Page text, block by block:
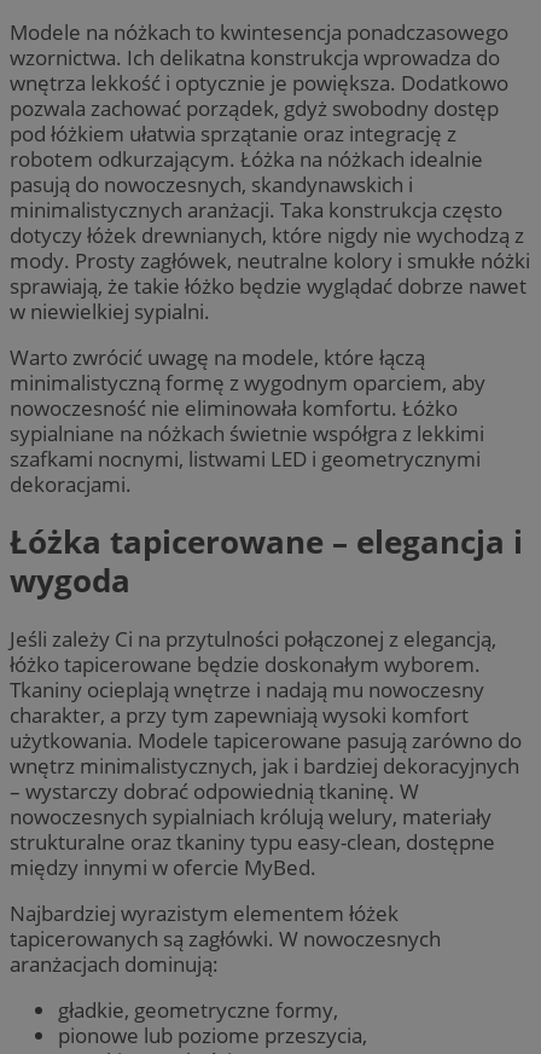
Modele na nóżkach to kwintesencja ponadczasowego
wzornictwa. Ich delikatna konstrukcja wprowadza do
wnętrza lekkość i optycznie je powiększa. Dodatkowo
pozwala zachować porządek, gdyż swobodny dostęp
pod łóżkiem ułatwia sprzątanie oraz integrację z
robotem odkurzającym. Łóżka na nóżkach idealnie
pasują do nowoczesnych, skandynawskich i
minimalistycznych aranżacji. Taka konstrukcja często
dotyczy łóżek drewnianych, które nigdy nie wychodzą z
mody. Prosty zagłówek, neutralne kolory i smukłe nóżki
sprawiają, że takie łóżko będzie wyglądać dobrze nawet
w niewielkiej sypialni.
Warto zwrócić uwagę na modele, które łączą
minimalistyczną formę z wygodnym oparciem, aby
nowoczesność nie eliminowała komfortu. Łóżko
sypialniane na nóżkach świetnie współgra z lekkimi
szafkami nocnymi, listwami LED i geometrycznymi
dekoracjami.
Łóżka tapicerowane – elegancja i
wygoda
Jeśli zależy Ci na przytulności połączonej z elegancją,
łóżko tapicerowane będzie doskonałym wyborem.
Tkaniny ocieplają wnętrze i nadają mu nowoczesny
charakter, a przy tym zapewniają wysoki komfort
użytkowania. Modele tapicerowane pasują zarówno do
wnętrz minimalistycznych, jak i bardziej dekoracyjnych
– wystarczy dobrać odpowiednią tkaninę. W
nowoczesnych sypialniach królują welury, materiały
strukturalne oraz tkaniny typu easy-clean, dostępne
między innymi w ofercie MyBed.
Najbardziej wyrazistym elementem łóżek
tapicerowanych są zagłówki. W nowoczesnych
aranżacjach dominują:
gładkie, geometryczne formy,
pionowe lub poziome przeszycia,